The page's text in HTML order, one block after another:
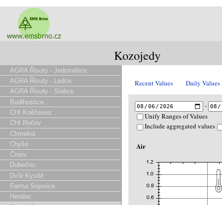
Kozojedy
AGRA Řisuty - Jedomělice
AGRA Řisuty - Ledce
AGRA Řisuty - Slabce
Budihostice
CHI Kněževes
CHI Ročov
Chmelná
Chyše
Čínov
Dubečno
Dvůr Kysibl
Farma Sojovice
Herálec
Recent Values Daily Values
-
Unify Ranges of Values
Include aggregated values
Air